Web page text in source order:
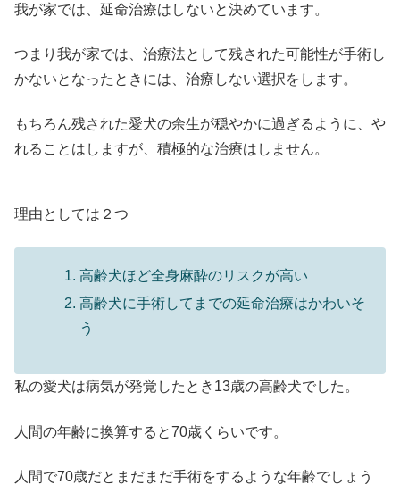
我が家では、延命治療はしないと決めています。
つまり我が家では、治療法として残された可能性が手術し
かないとなったときには、治療しない選択をします。
もちろん残された愛犬の余生が穏やかに過ぎるように、や
れることはしますが、積極的な治療はしません。
理由としては２つ
高齢犬ほど全身麻酔のリスクが高い
高齢犬に手術してまでの延命治療はかわいそ
う
私の愛犬は病気が発覚したとき13歳の高齢犬でした。
人間の年齢に換算すると70歳くらいです。
人間で70歳だとまだまだ手術をするような年齢でしょう